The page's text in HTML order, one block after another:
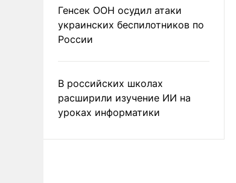
Генсек ООН осудил атаки
украинских беспилотников по
России
В российских школах
расширили изучение ИИ на
уроках информатики